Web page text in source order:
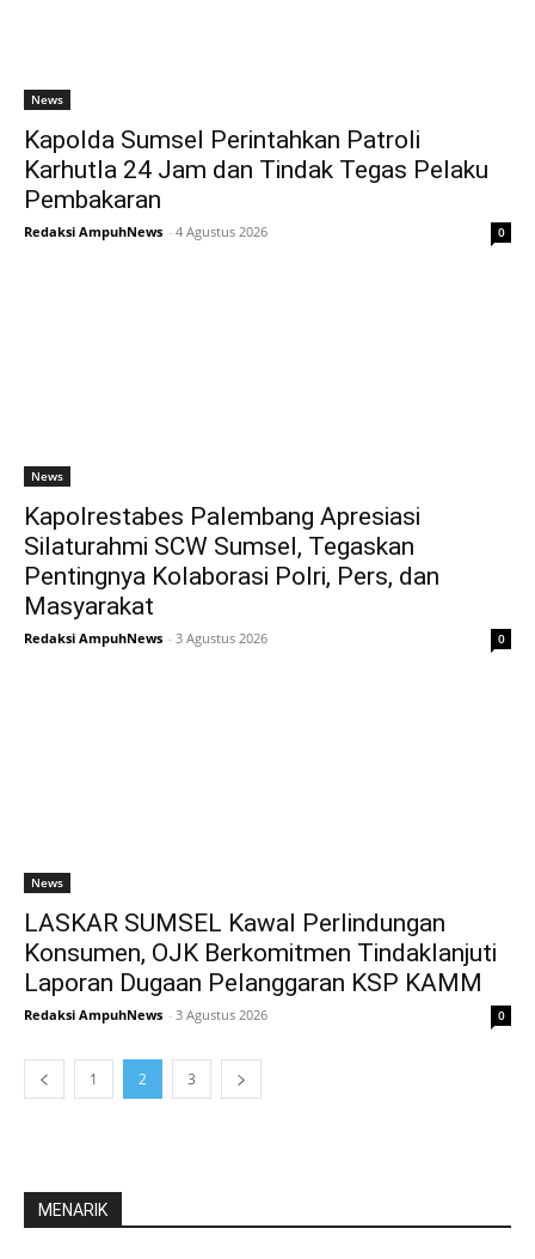
News
Kapolda Sumsel Perintahkan Patroli
Karhutla 24 Jam dan Tindak Tegas Pelaku
Pembakaran
Redaksi AmpuhNews - 4 Agustus 2026 0
News
Kapolrestabes Palembang Apresiasi
Silaturahmi SCW Sumsel, Tegaskan
Pentingnya Kolaborasi Polri, Pers, dan
Masyarakat
Redaksi AmpuhNews - 3 Agustus 2026 0
News
LASKAR SUMSEL Kawal Perlindungan
Konsumen, OJK Berkomitmen Tindaklanjuti
Laporan Dugaan Pelanggaran KSP KAMM
Redaksi AmpuhNews - 3 Agustus 2026 0
1 2 3
MENARIK